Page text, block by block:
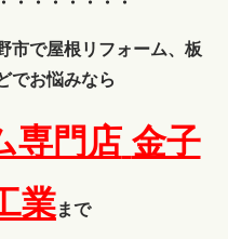
市で屋根リフォーム、板
でお悩みなら
専門店 金子
業まで